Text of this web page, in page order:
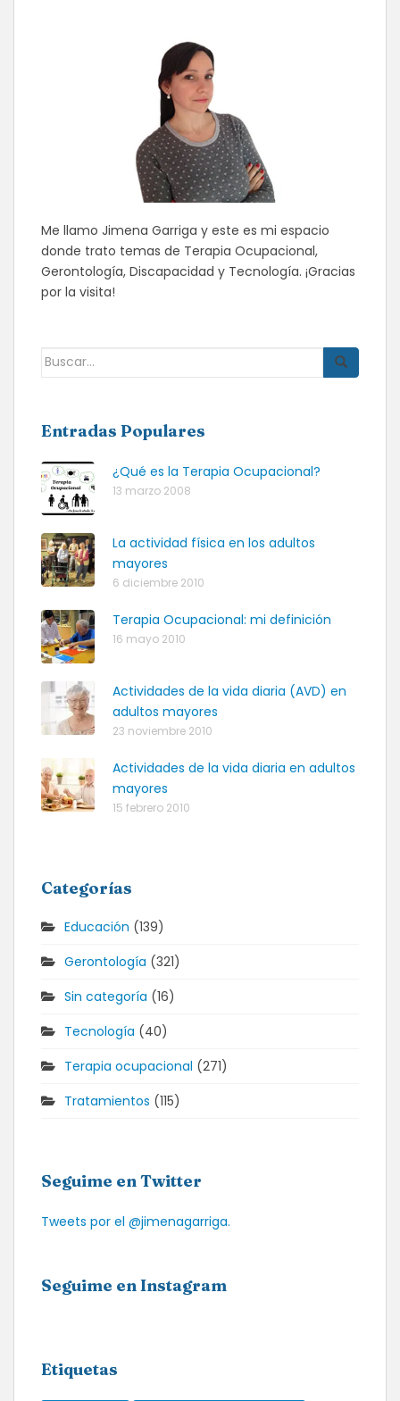
Me llamo Jimena Garriga y este es mi espacio
donde trato temas de Terapia Ocupacional,
Gerontología, Discapacidad y Tecnología. ¡Gracias
por la visita!
Buscar:
Entradas Populares
¿Qué es la Terapia Ocupacional?
13 marzo 2008
La actividad física en los adultos
mayores
6 diciembre 2010
Terapia Ocupacional: mi definición
16 mayo 2010
Actividades de la vida diaria (AVD) en
adultos mayores
23 noviembre 2010
Actividades de la vida diaria en adultos
mayores
15 febrero 2010
Categorías
Educación (139)
Gerontología (321)
Sin categoría (16)
Tecnología (40)
Terapia ocupacional (271)
Tratamientos (115)
Seguime en Twitter
Tweets por el @jimenagarriga.
Seguime en Instagram
Etiquetas